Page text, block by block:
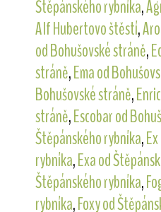
Štěpánského rybníka,
Alf Hubertovo štěstí,
od Bohušovské stráně,
stráně,Ema od
Bohušovské stráně,
stráně,Escobar od
Štěpánského rybníka,
rybníka,Exa od
Štěpánského rybníka,
rybníka,Foxy od